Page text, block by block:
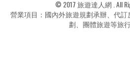
© 2017 旅遊達人網 . All
營業項目：國內外旅遊規劃承辦、代
劃、團體旅遊等旅